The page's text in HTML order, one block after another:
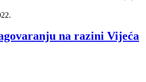
na razini Vijeća